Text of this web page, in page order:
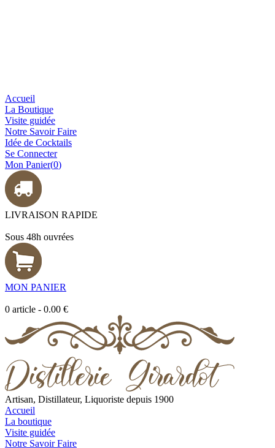
Accueil
La Boutique
Visite guidée
Notre Savoir Faire
Idée de Cocktails
Se Connecter
Mon Panier(0)
LIVRAISON RAPIDE
Sous 48h ouvrées
MON PANIER
0 article - 0.00 €
Artisan, Distillateur, Liquoriste depuis 1900
Accueil
La boutique
Visite guidée
Notre Savoir Faire